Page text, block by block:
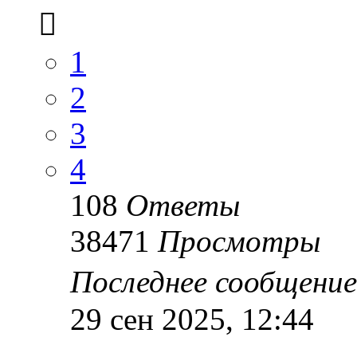
1
2
3
4
108 Ответы
38471 Просмотры
Последнее
29 сен 2025, 12:44